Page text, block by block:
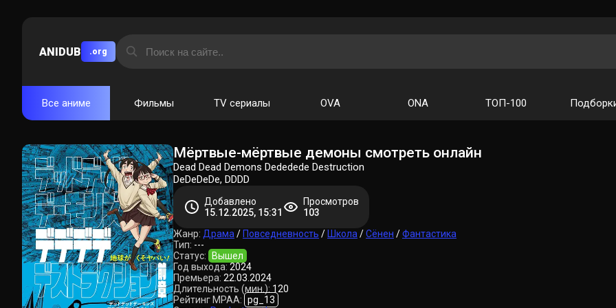
ANIDUB .org
Все аниме Фильмы TV сериалы OVA ONA ТОП-100
Мёртвые-мёртвые демоны смотреть онлайн
Dead Dead Demons Dededede Destruction
DeDeDeDe, DDDD
Добавлено
15.12.2025, 15:31
Просмотров
103
Жанр: Драма / Повседневность / Школа /Сёнен /Фантастика
Тип: ---
Статус:
Вышел
Год выхода: 2024
Премьера: 22.03.2024
Длительность (мин.): 120
Рейтинг MPAA: pg_13